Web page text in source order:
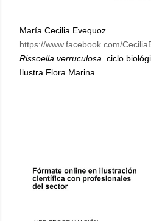
María Cecilia Evequoz
https://www.facebook.com/
Rissoella verruculosa _ciclo
Ilustra Flora Marina